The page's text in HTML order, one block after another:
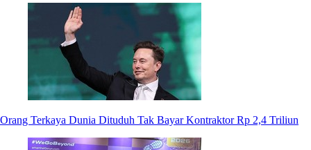
Orang Terkaya Dunia Dituduh Tak Bayar Kontraktor Rp 2,4 Triliun